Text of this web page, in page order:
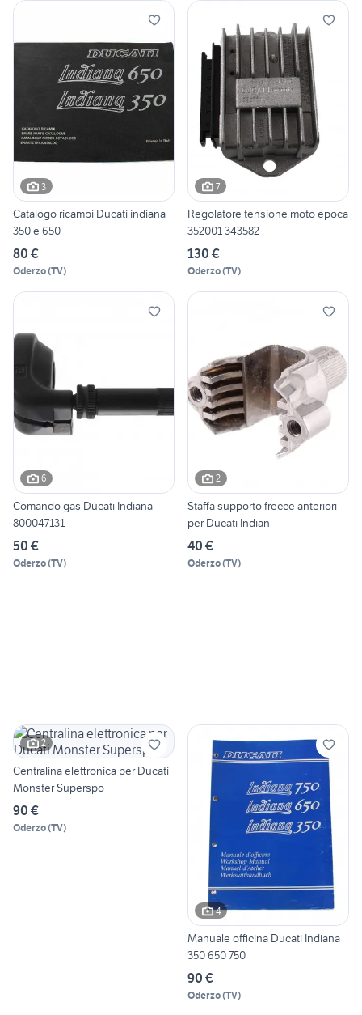
3
Catalogo ricambi Ducati indiana
350 e 650
80 €
Oderzo(TV)
7
Regolatore tensione moto epoca
352001 343582
130 €
Oderzo(TV)
6
Comando gas Ducati Indiana
800047131
50 €
Oderzo(TV)
2
Staffa supporto frecce anteriori
per Ducati Indian
40 €
Oderzo(TV)
2
Centralina elettronica per Ducati
Monster Superspo
90 €
Oderzo(TV)
4
Manuale officina Ducati Indiana
350 650 750
90 €
Oderzo(TV)